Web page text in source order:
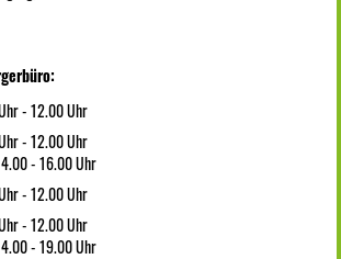
- 12.00 Uhr
- 12.00 Uhr
- 16.00 Uhr
- 12.00 Uhr
- 12.00 Uhr
- 19.00 Uhr